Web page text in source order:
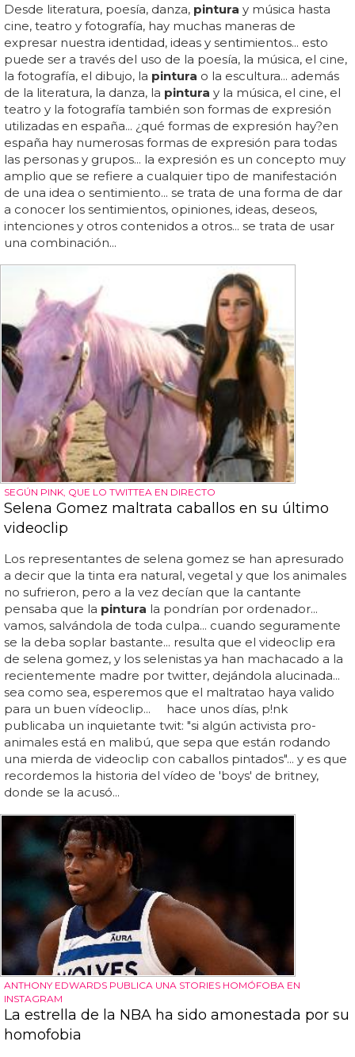
Desde literatura, poesía, danza, pintura y música hasta
cine, teatro y fotografía, hay muchas maneras de
expresar nuestra identidad, ideas y sentimientos... esto
puede ser a través del uso de la poesía, la música, el cine,
la fotografía, el dibujo, la pintura o la escultura... además
de la literatura, la danza, la pintura y la música, el cine, el
teatro y la fotografía también son formas de expresión
utilizadas en españa... ¿qué formas de expresión hay?en
españa hay numerosas formas de expresión para todas
las personas y grupos... la expresión es un concepto muy
amplio que se refiere a cualquier tipo de manifestación
de una idea o sentimiento... se trata de una forma de dar
a conocer los sentimientos, opiniones, ideas, deseos,
intenciones y otros contenidos a otros... se trata de usar
una combinación...
SEGÚN PINK, QUE LO TWITTEA EN DIRECTO
Selena Gomez maltrata caballos en su último
videoclip
Los representantes de selena gomez se han apresurado
a decir que la tinta era natural, vegetal y que los animales
no sufrieron, pero a la vez decían que la cantante
pensaba que la pintura la pondrían por ordenador...
vamos, salvándola de toda culpa... cuando seguramente
se la deba soplar bastante... resulta que el videoclip era
de selena gomez, y los selenistas ya han machacado a la
recientemente madre por twitter, dejándola alucinada...
sea como sea, esperemos que el maltratao haya valido
para un buen vídeoclip... hace unos días, p!nk
publicaba un inquietante twit: "si algún activista pro-
animales está en malibú, que sepa que están rodando
una mierda de videoclip con caballos pintados"... y es que
recordemos la historia del vídeo de 'boys' de britney,
donde se la acusó...
ANTHONY EDWARDS PUBLICA UNA STORIES HOMÓFOBA EN
INSTAGRAM
La estrella de la NBA ha sido amonestada por su
homofobia